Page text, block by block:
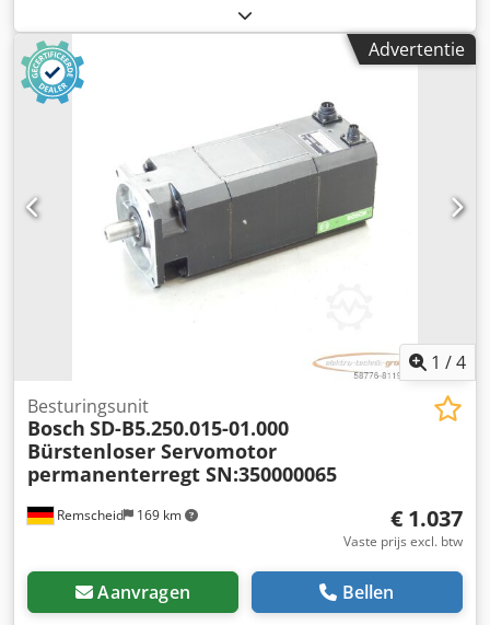
bekrachtigd SN:746000208, één aansluitbus is licht
beschadigd, zie foto, gebruikt, normale gebruikssporen,
100% functioneel, leveringsomvang conform foto's, LET OP:
Vraag apart naar de verpakkings- en verzendkosten! LET
OP: De kosten voor verpakking en transport dienen apart
te worden aangevraagd! Chedpji D E U Hofx Apiea
Advertentie
1 /4
Remscheid 169 km
Besturingsunit
Bosch SD-B5.250.015-01.000
Bürstenloser Servomotor
permanenterregt SN:350000065
€ 1.037
Vaste prijs excl. btw
Aanvragen Bellen